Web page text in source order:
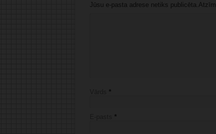
Jūsu e-pasta adrese netiks
*
*